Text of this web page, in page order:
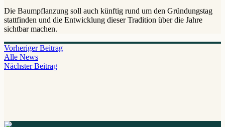
Die Baumpflanzung soll auch künftig rund um den Gründungstag
stattfinden und die Entwicklung dieser Tradition über die Jahre
sichtbar machen.
Vorheriger Beitrag
Alle News
Nächster Beitrag